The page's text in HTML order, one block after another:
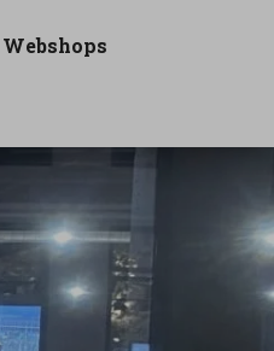
Webshops